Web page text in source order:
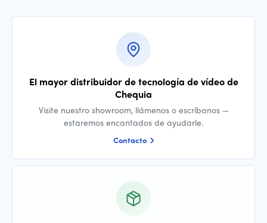
El mayor distribuidor de tecnología de vídeo de
Chequia
Visite nuestro showroom, llámenos o escríbanos —
estaremos encantados de ayudarle.
Contacto